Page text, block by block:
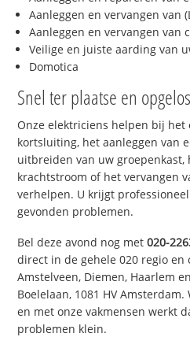
Aanleggen en vervangen van
Aanleggen en vervangen van
Veilige en juiste aarding van
Domotica
Snel ter plaatse en
Onze elektriciens helpen bij het
kortsluiting, het aanleggen van
uitbreiden van uw groepenkast,
krachtstroom of het vervangen
verhelpen. U krijgt
gevonden problemen.
Bel deze avond nog met020-
direct in de gehele 020 regio en
Amstelveen, Diemen, Haarlem
Boelelaan, 1081 HV
en met onze vakmensen werkt
problemen klein.